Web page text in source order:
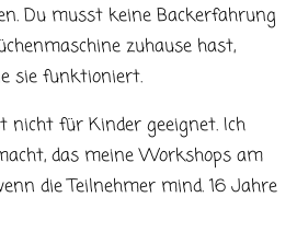
Du musst keine Backerfahrung
zuhause hast,
sie funktioniert.
nicht für Kinder geeignet. Ich
das meine Workshops am
die Teilnehmer mind. 16 Jahre